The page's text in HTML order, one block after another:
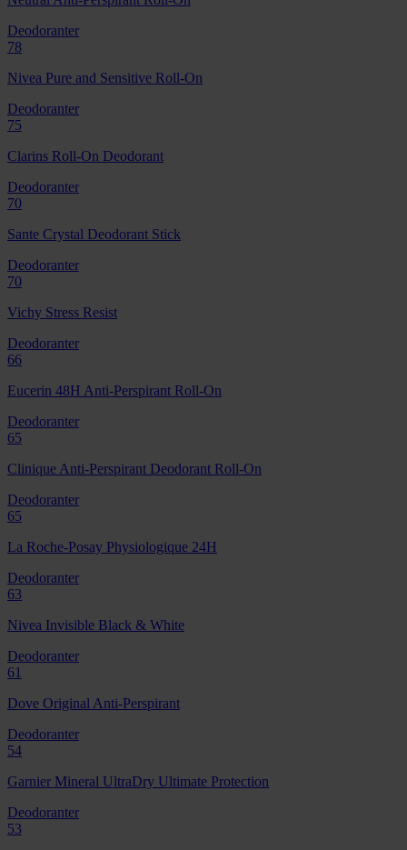
Deodoranter
78
Nivea Pure and Sensitive Roll-On
Deodoranter
75
Clarins Roll-On Deodorant
Deodoranter
70
Sante Crystal Deodorant Stick
Deodoranter
70
Vichy Stress Resist
Deodoranter
66
Eucerin 48H Anti-Perspirant Roll-On
Deodoranter
65
Clinique Anti-Perspirant Deodorant Roll-On
Deodoranter
65
La Roche-Posay Physiologique 24H
Deodoranter
63
Nivea Invisible Black & White
Deodoranter
61
Dove Original Anti-Perspirant
Deodoranter
54
Garnier Mineral UltraDry Ultimate Protection
Deodoranter
53